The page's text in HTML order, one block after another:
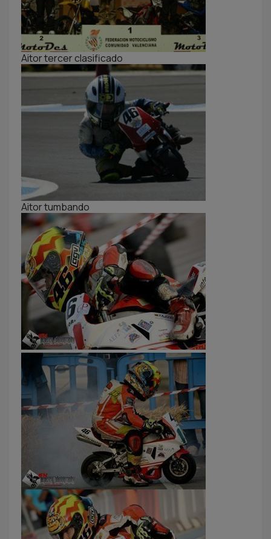
Aitor tercer clasificado
Aitor tumbando